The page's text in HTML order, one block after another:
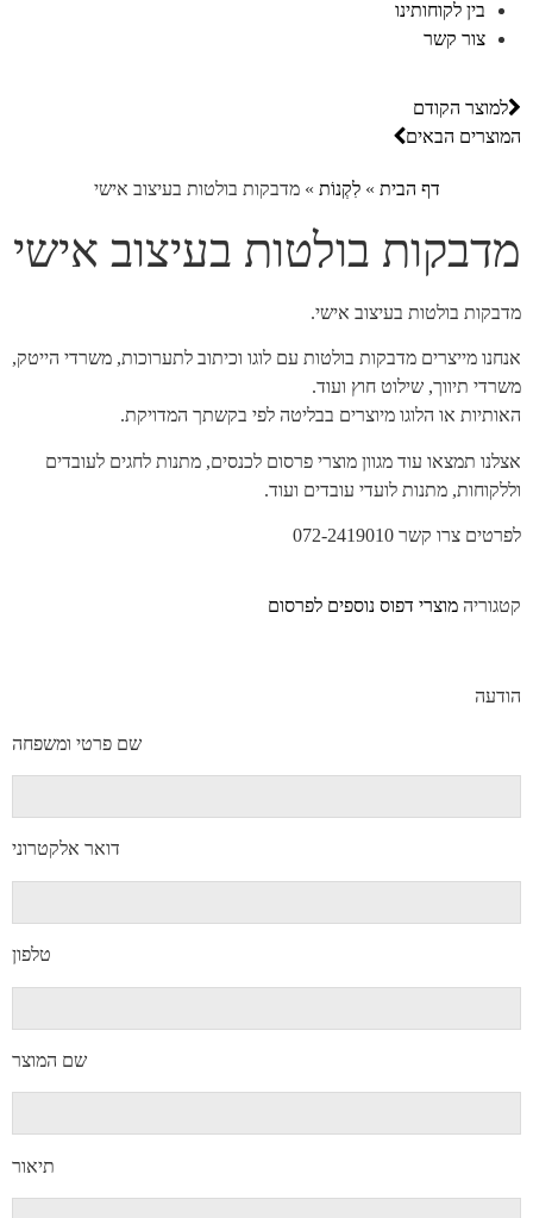
בין לקוחותינו
צור קשר
למוצר הקודם
המוצרים הבאים
דף הבית»לִקְנוֹת»מדבקות בולטות בעיצוב אישי
מדבקות בולטות בעיצוב אישי
מדבקות בולטות בעיצוב אישי.
אנחנו מייצרים מדבקות בולטות עם לוגו וכיתוב לתערוכות, משרדי הייטק,
משרדי תיווך, שילוט חוץ ועוד.
האותיות או הלוגו מיוצרים בבליטה לפי בקשתך המדויקת.
אצלנו תמצאו עוד מגוון מוצרי פרסום לכנסים, מתנות לחגים לעובדים
וללקוחות, מתנות לועדי עובדים ועוד.
לפרטים צרו קשר 072-2419010
קטגוריה מוצרי דפוס נוספים לפרסום
הודעה
שם פרטי ומשפחה
דואר אלקטרוני
טלפון
שם המוצר
תיאור